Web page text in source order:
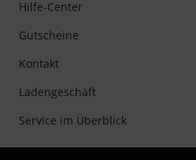
Hilfe-Center
Gutscheine
Kontakt
Ladengeschäft
Service im Überblick